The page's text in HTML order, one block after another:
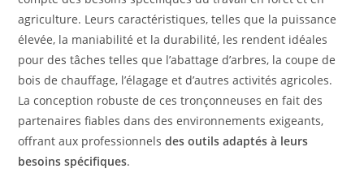
agriculture. Leurs caractéristiques, telles que la puissance
élevée, la maniabilité et la durabilité, les rendent idéales
pour des tâches telles que l’abattage d’arbres, la coupe de
bois de chauffage, l’élagage et d’autres activités agricoles.
La conception robuste de ces tronçonneuses en fait des
partenaires fiables dans des environnements exigeants,
offrant aux professionnels des outils adaptés à leurs
besoins spécifiques.